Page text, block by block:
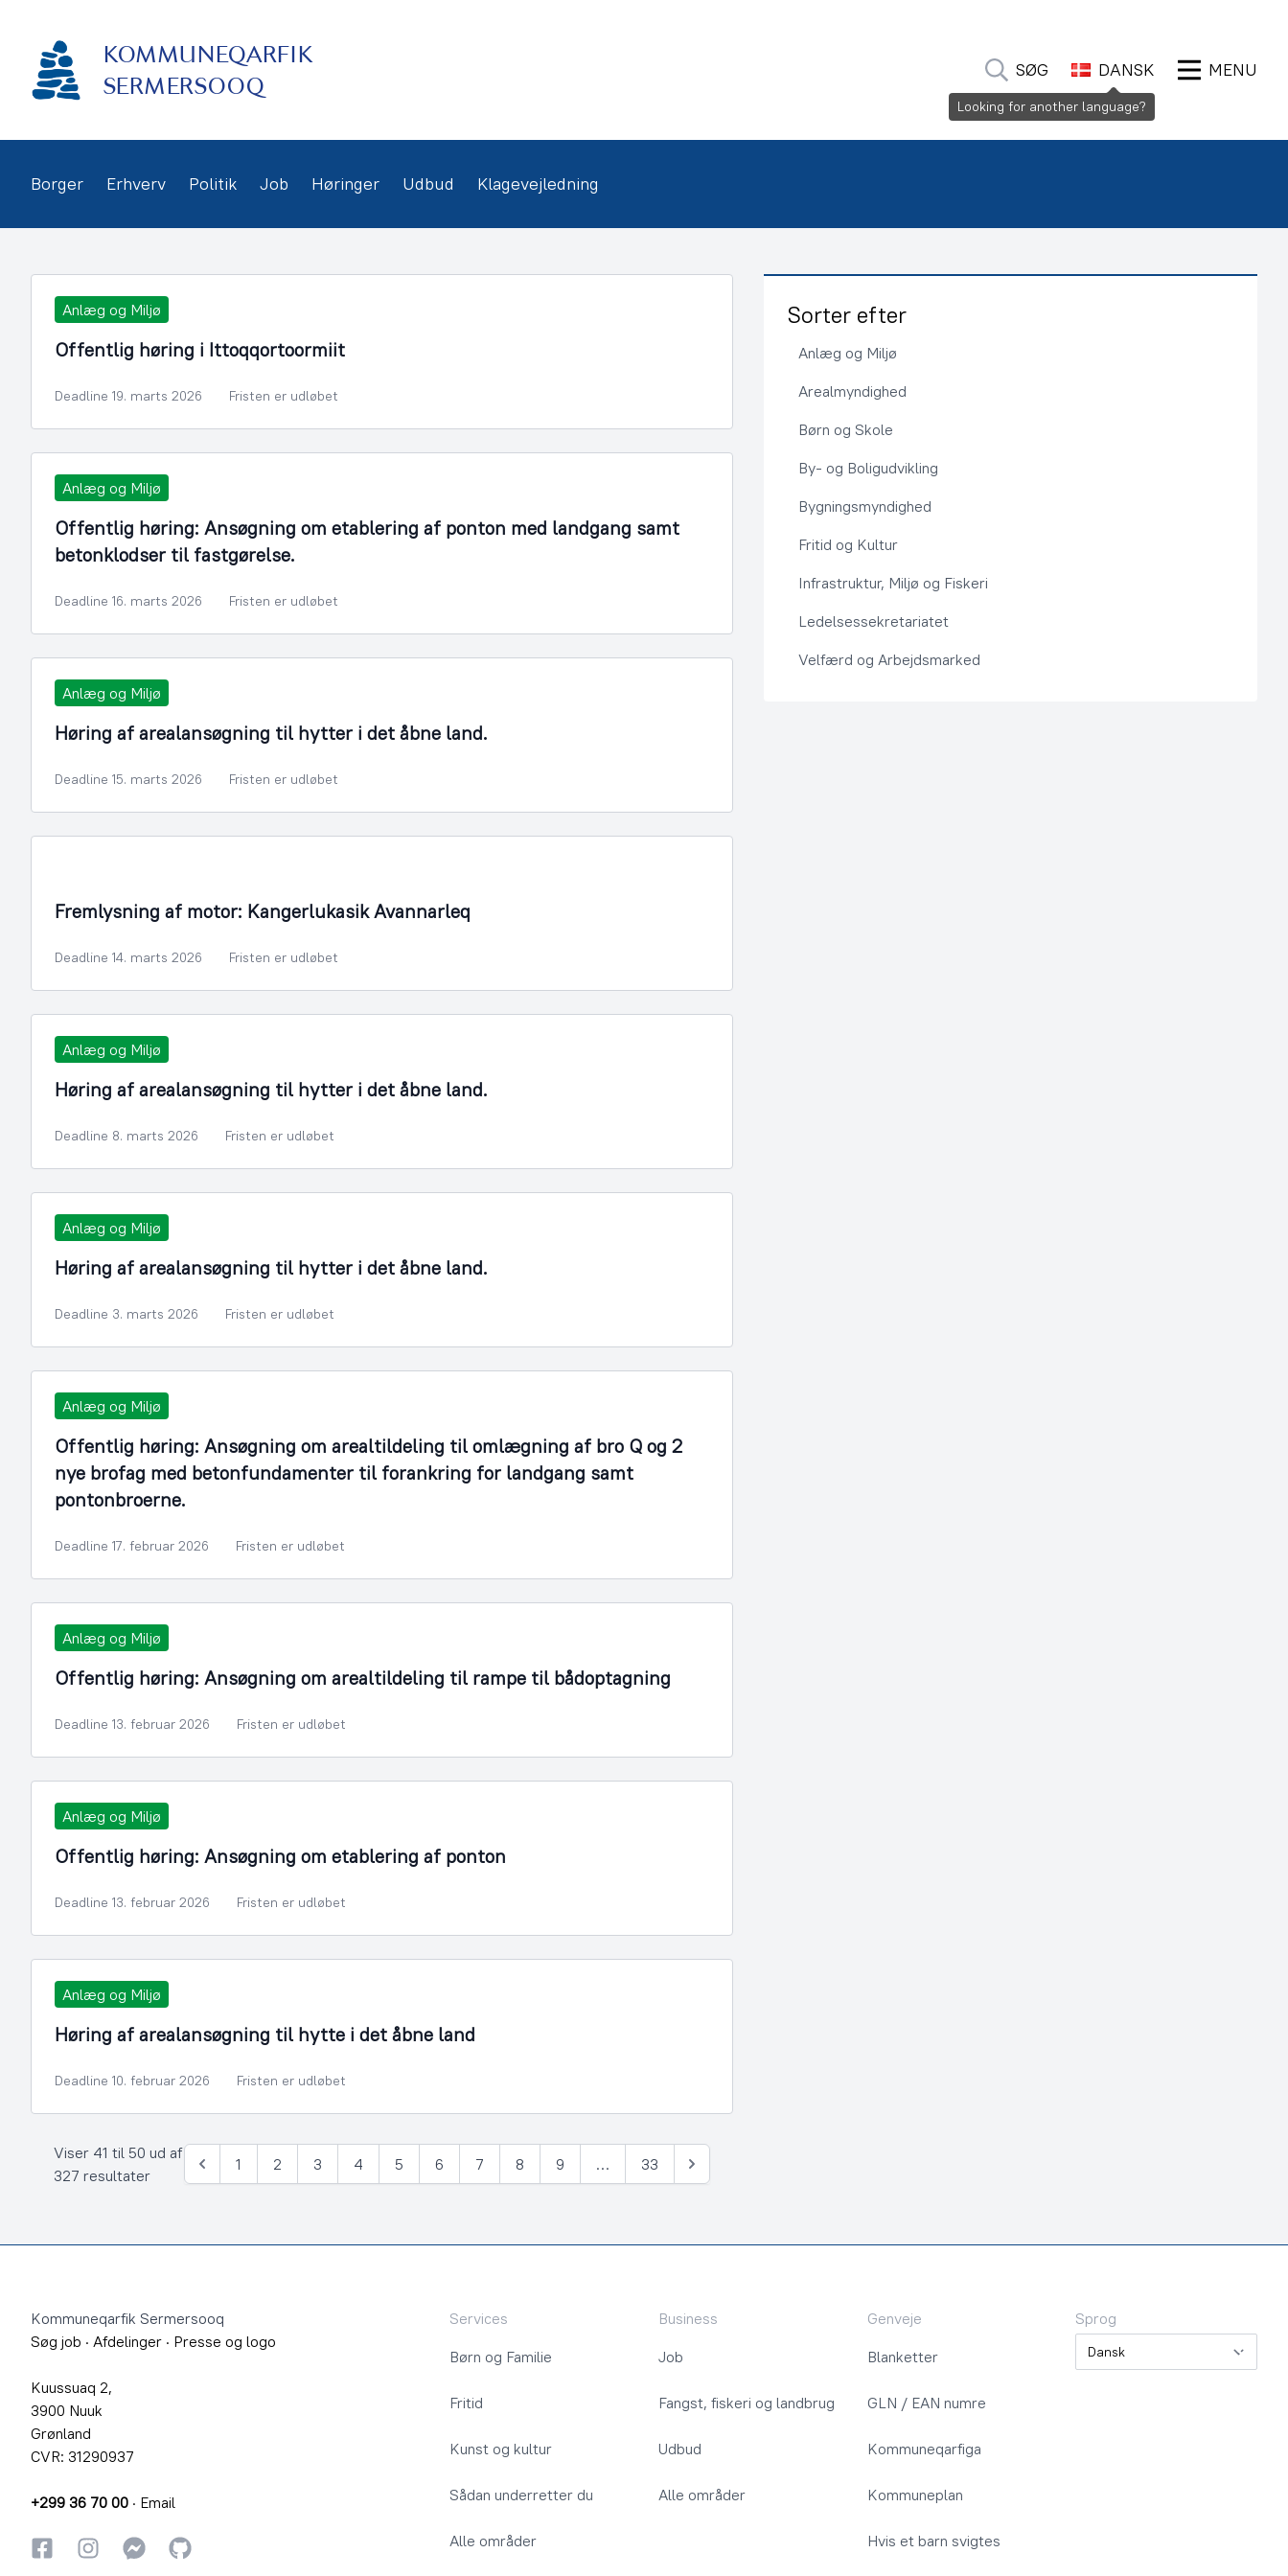
indhold
KOMMUNEQARFIK
SERMERSOOQ
SØG DANSK MENU
Borger Erhverv Politik Job Høringer Udbud Klagevejledning
Anlæg og Miljø
Offentlig høring i Ittoqqortoormiit
Deadline 19. marts 2026 Fristen er udløbet
Anlæg og Miljø
Offentlig høring: Ansøgning om etablering af ponton med landgang samt
betonklodser til fastgørelse.
Deadline 16. marts 2026 Fristen er udløbet
Anlæg og Miljø
Høring af arealansøgning til hytter i det åbne land.
Deadline 15. marts 2026 Fristen er udløbet
Fremlysning af motor: Kangerlukasik Avannarleq
Deadline 14. marts 2026 Fristen er udløbet
Anlæg og Miljø
Høring af arealansøgning til hytter i det åbne land.
Deadline 8. marts 2026 Fristen er udløbet
Anlæg og Miljø
Høring af arealansøgning til hytter i det åbne land.
Deadline 3. marts 2026 Fristen er udløbet
Anlæg og Miljø
Offentlig høring: Ansøgning om arealtildeling til omlægning af bro Q og 2
nye brofag med betonfundamenter til forankring for landgang samt
pontonbroerne.
Deadline 17. februar 2026 Fristen er udløbet
Anlæg og Miljø
Offentlig høring: Ansøgning om arealtildeling til rampe til bådoptagning
Deadline 13. februar 2026 Fristen er udløbet
Anlæg og Miljø
Offentlig høring: Ansøgning om etablering af ponton
Deadline 13. februar 2026 Fristen er udløbet
Anlæg og Miljø
Høring af arealansøgning til hytte i det åbne land
Deadline 10. februar 2026 Fristen er udløbet
Viser 41 til 50 ud af
327 resultater
Forrige
1 2 3 4 5 6 7 8 9 … 33
Næste
Sorter efter
Anlæg og Miljø
Arealmyndighed
Børn og Skole
By- og Boligudvikling
Bygningsmyndighed
Fritid og Kultur
Infrastruktur, Miljø og Fiskeri
Ledelsessekretariatet
Velfærd og Arbejdsmarked
Kommuneqarfik Sermersooq
Søg job · Afdelinger · Presse og logo
Kuussuaq 2,
3900 Nuuk
Grønland
CVR: 31290937
+299 36 70 00 · Email
FacebookInstagramInstagram
GitHub
Services
Børn og Familie
Fritid
Kunst og kultur
Sådan underretter du
Alle områder
Business
Job
Fangst, fiskeri og landbrug
Udbud
Alle områder
Genveje
Blanketter
GLN / EAN numre
Kommuneqarfiga
Kommuneplan
Hvis et barn svigtes
Sprog
Sprog
Looking for another language?